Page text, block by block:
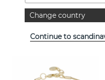
Bekijk
Change country
Continue to